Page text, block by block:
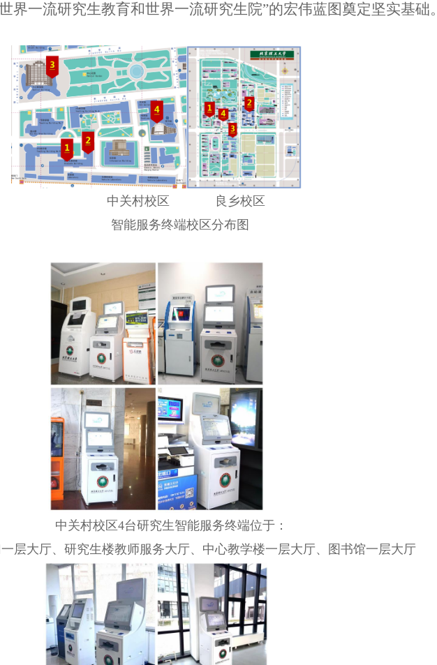
界一流研究生教育和世界一流研究生院”的宏伟蓝图奠定坚实基础。
中关村校区 良乡校区
智能服务终端校区分布图
中关村校区4台研究生智能服务终端位于：
层大厅、研究生楼教师服务大厅、中心教学楼一层大厅、图书馆一层大厅